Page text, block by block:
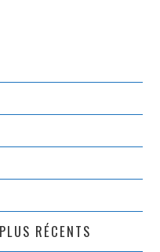
RÉCENTS